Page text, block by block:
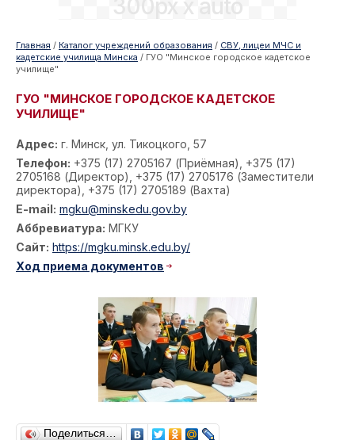
300px x auto
Главная / Каталог учреждений образования / СВУ, лицеи МЧС и
кадетские училища Минска / ГУО "Минское городское кадетское
училище"
ГУО "МИНСКОЕ ГОРОДСКОЕ КАДЕТСКОЕ
УЧИЛИЩЕ"
Адрес: г. Минск, ул. Тикоцкого, 57
Телефон: +375 (17) 2705167 (Приёмная), +375 (17)
2705168 (Директор), +375 (17) 2705176 (Заместители
директора), +375 (17) 2705189 (Вахта)
E-mail: mgku@minskedu.gov.by
Аббревиатура: МГКУ
Сайт: https://mgku.minsk.edu.by/
Ход приема документов
Поделиться…